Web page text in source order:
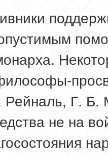
Г. Б.
не на